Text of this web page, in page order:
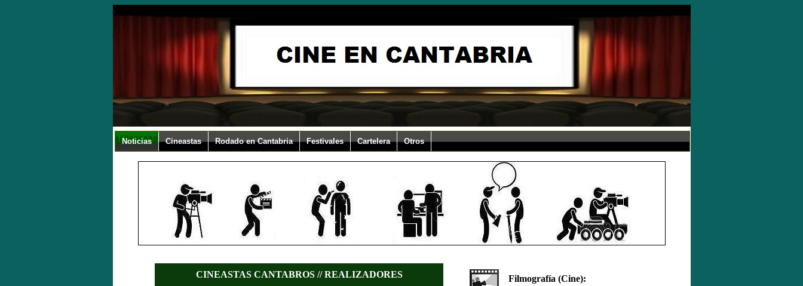
Noticias Cineastas Rodado en Cantabria Festivales Cartelera Otros
CINEASTAS CANTABROS // REALIZADORES Filmografía (Cine):